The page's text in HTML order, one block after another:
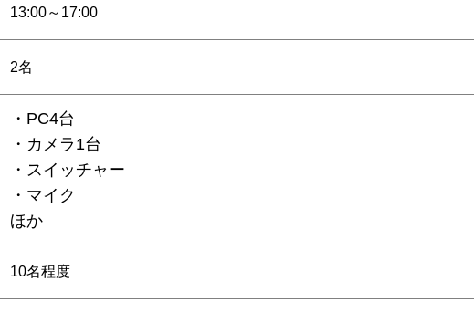
13:00～17:00
2名
・PC4台
・カメラ1台
・スイッチャー
・マイク
ほか
10名程度